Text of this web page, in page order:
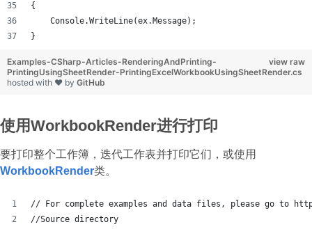
{
    Console.WriteLine(ex.Message);
}
view raw
Examples-CSharp-Articles-RenderingAndPrinting-
PrintingUsingSheetRender-PrintingExcelWorkbookUsingSheetRender.cs
hosted with ❤ by GitHub
使用WorkbookRender进行打印
要打印整个工作簿，迭代工作表并打印它们，或使用
WorkbookRender类。
// For complete examples and data files, please go to
//Source directory